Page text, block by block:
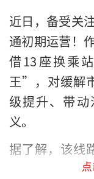
近日，备受关
通初期运营！
借13座换乘
王”，对缓解
级提升、带
义。
据了解，该线
人驾驶系统